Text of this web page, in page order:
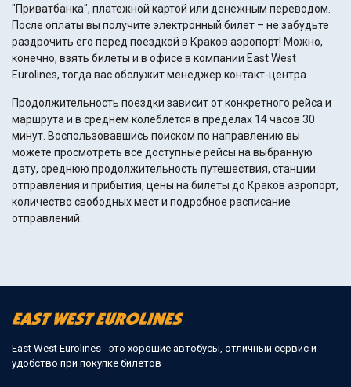
"Приватбанка", платежной картой или денежным переводом.
После оплаты вы получите электронный билет – не забудьте
раздрочить его перед поездкой в Краков аэропорт! Можно,
конечно, взять билеты и в офисе в компании East West
Eurolines, тогда вас обслужит менеджер контакт-центра.
Продолжительность поездки зависит от конкретного рейса и
маршрута и в среднем колеблется в пределах 14 часов 30
минут. Воспользовавшись поиском по направлению вы
можете просмотреть все доступные рейсы на выбранную
дату, среднюю продолжительность путешествия, станции
отправления и прибытия, цены на билеты до Краков аэропорт,
количество свободных мест и подробное расписание
отправлений.
East West Eurolines - это хорошие автобусы, отличный сервис и
удобство при покупке билетов